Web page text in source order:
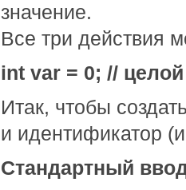
значение.
Все три действия
int var = 0; //
Итак, чтобы
и идентификатор
Стандартный